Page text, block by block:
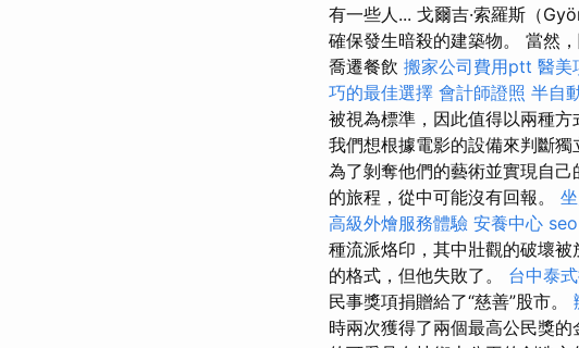
有一些人... 戈爾吉·索羅斯（
確保發生暗殺的建築物。 當然
喬遷餐飲 搬家公司費用ptt 醫美
巧的最佳選擇 會計師證照 半自
被視為標準，因此值得以兩種方
我們想根據電影的設備來判斷獨
為了剝奪他們的藝術並實現自
的旅程，從中可能沒有回報。
高級外燴服務體驗 安養中心
種流派烙印，其中壯觀的破壞被
的格式，但他失敗了。 台中泰
民事獎項捐贈給了“慈善”股市。
時兩次獲得了兩個最高公民獎